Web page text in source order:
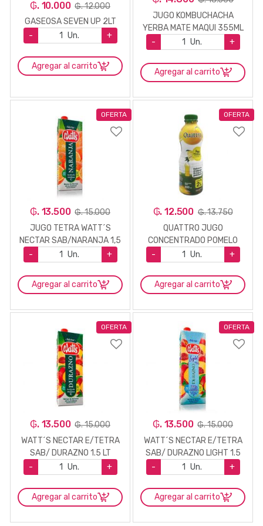
₲. 10.000 ₲. 12.000
GASEOSA SEVEN UP 2LT
-
Un. +
Agregar al carrito
JUGO KOMBUCHACHA
YERBA MATE MAQUI 355ML
-
Un. +
Agregar al carrito
OFERTA
₲. 13.500 ₲. 15.000
JUGO TETRA WATT´S
NECTAR SAB/NARANJA 1,5
LT.
- Un. +
Agregar al carrito
OFERTA
₲. 12.500 ₲. 13.750
QUATTRO JUGO
CONCENTRADO POMELO
500 ML.
- Un. +
Agregar al carrito
OFERTA
₲. 13.500 ₲. 15.000
WATT´S NECTAR E/TETRA
SAB/ DURAZNO 1.5 LT
-
Un. +
Agregar al carrito
OFERTA
₲. 13.500 ₲. 15.000
WATT´S NECTAR E/TETRA
SAB/ DURAZNO LIGHT 1.5
LT.
- Un. +
Agregar al carrito